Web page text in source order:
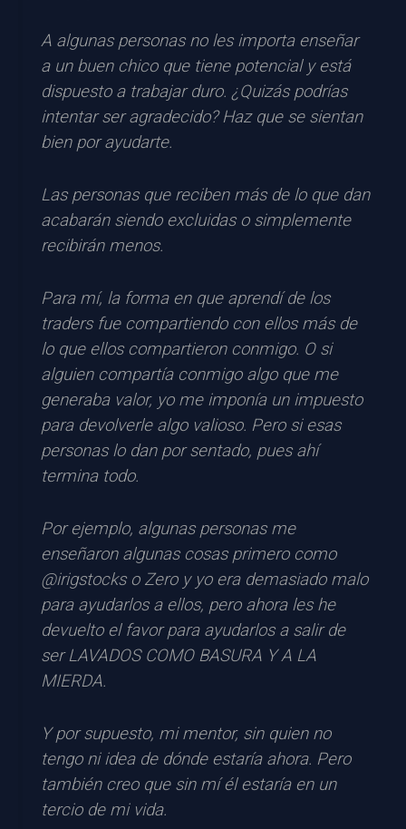
A algunas personas no les importa enseñar
a un buen chico que tiene potencial y está
dispuesto a trabajar duro. ¿Quizás podrías
intentar ser agradecido? Haz que se sientan
bien por ayudarte.
Las personas que reciben más de lo que dan
acabarán siendo excluidas o simplemente
recibirán menos.
Para mí, la forma en que aprendí de los
traders fue compartiendo con ellos más de
lo que ellos compartieron conmigo. O si
alguien compartía conmigo algo que me
generaba valor, yo me imponía un impuesto
para devolverle algo valioso. Pero si esas
personas lo dan por sentado, pues ahí
termina todo.
Por ejemplo, algunas personas me
enseñaron algunas cosas primero como
@irigstocks o Zero y yo era demasiado malo
para ayudarlos a ellos, pero ahora les he
devuelto el favor para ayudarlos a salir de
ser LAVADOS COMO BASURA Y A LA
MIERDA.
Y por supuesto, mi mentor, sin quien no
tengo ni idea de dónde estaría ahora. Pero
también creo que sin mí él estaría en un
tercio de mi vida.